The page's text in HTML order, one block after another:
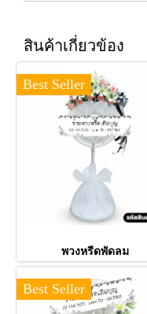
สินค้าเกี่ยวข้อง
Best Seller
พวงหรีดพัดลม
Best Seller